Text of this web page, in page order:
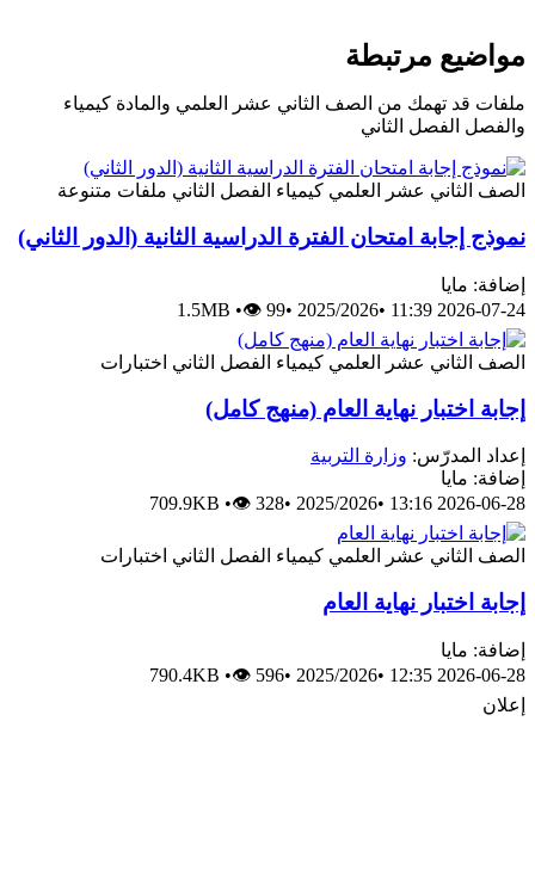
مواضيع مرتبطة
ملفات قد تهمك من الصف الثاني عشر العلمي والمادة كيمياء
والفصل الفصل الثاني
الصف الثاني عشر العلمي كيمياء الفصل الثاني ملفات متنوعة
نموذج إجابة امتحان الفترة الدراسية الثانية (الدور الثاني)
إضافة: مايا
2026-07-24 11:39
•
2025/2026
•
1.5MB •👁 99
الصف الثاني عشر العلمي كيمياء الفصل الثاني اختبارات
إجابة اختبار نهاية العام (منهج كامل)
إعداد المدرّس: وزارة التربية
إضافة: مايا
2026-06-28 13:16
•
2025/2026
•
709.9KB •👁 328
الصف الثاني عشر العلمي كيمياء الفصل الثاني اختبارات
إجابة اختبار نهاية العام
إضافة: مايا
2026-06-28 12:35
•
2025/2026
•
790.4KB •👁 596
إعلان